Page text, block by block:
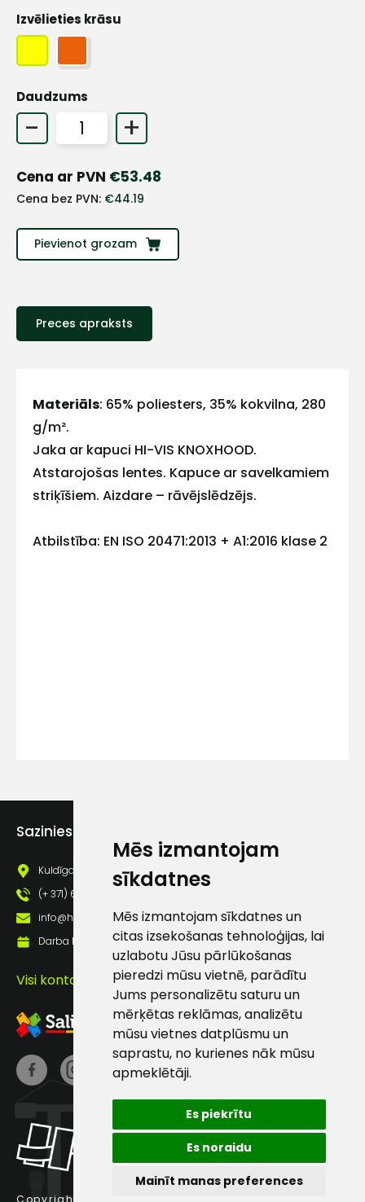
Mēs izmantojam
sīkdatnes
Mēs izmantojam sīkdatnes un
citas izsekošanas tehnoloģijas, lai
uzlabotu Jūsu pārlūkošanas
pieredzi mūsu vietnē, parādītu
Jums personalizētu saturu un
mērķētas reklāmas, analizētu
mūsu vietnes datplūsmu un
saprastu, no kurienes nāk mūsu
apmeklētāji.
Es piekrītu
Es noraidu
Mainīt manas preferences
Izvēlieties krāsu
Daudzums
- +
Cena ar PVN €53.48
Cena bez PVN: €44.19
Pievienot grozam
Preces apraksts
Materiāls: 65% poliesters, 35% kokvilna, 280
g/m².
Jaka ar kapuci HI-VIS KNOXHOOD.
Atstarojošas lentes. Kapuce ar savelkamiem
striķīšiem. Aizdare – rāvējslēdzējs.
Atbilstība: EN ISO 20471:2013 + A1:2016 klase 2
Copyright © 2025 Hards SIA.
Sazinies ar mums
Kuldīgas iela 69a, Saldus, Saldus nov., LV - 3801
(+ 371) 63 881 186
info@hards.lv
Darba laiks: Darbadienās: 8:00 - 17:00
Visi kontakti
Kontakttālrunis
pastā
Sūtīt ziņojumu
Klientu
atbalsts
Darbdienās:
8:00 – 17:00
186
info@hards.lv
+